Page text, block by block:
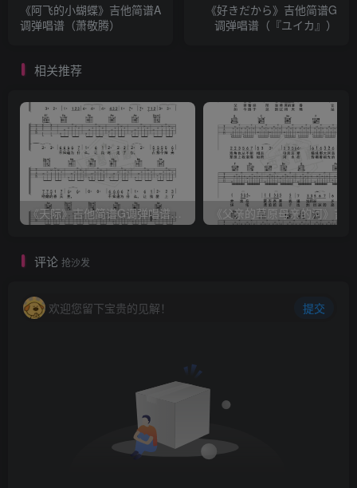
《阿飞的小蝴蝶》吉他简谱A
调弹唱谱（萧敬腾）
《好きだから》吉他简谱G
调弹唱谱（『ユイカ』）
相关推荐
《天际》吉他简谱G调弹唱谱（姜玉阳）
评论 抢沙发
欢迎您留下宝贵的见解！ 提交